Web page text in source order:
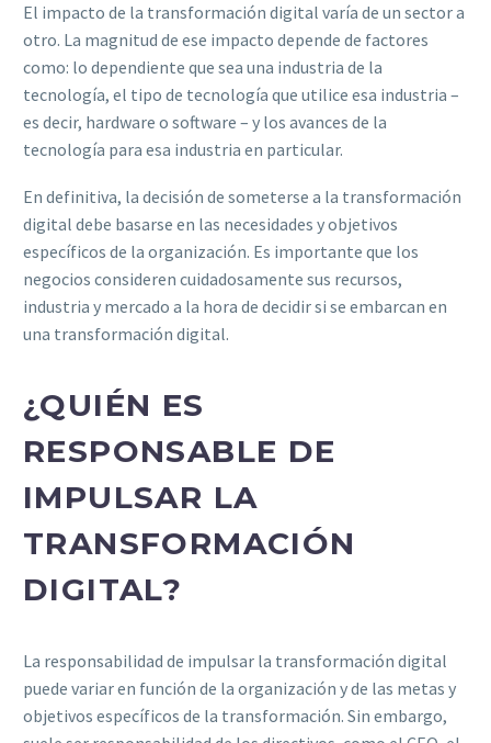
El impacto de la transformación digital varía de un sector a
otro. La magnitud de ese impacto depende de factores
como: lo dependiente que sea una industria de la
tecnología, el tipo de tecnología que utilice esa industria –
es decir, hardware o software – y los avances de la
tecnología para esa industria en particular.
En definitiva, la decisión de someterse a la transformación
digital debe basarse en las necesidades y objetivos
específicos de la organización. Es importante que los
negocios consideren cuidadosamente sus recursos,
industria y mercado a la hora de decidir si se embarcan en
una transformación digital.
¿QUIÉN ES
RESPONSABLE DE
IMPULSAR LA
TRANSFORMACIÓN
DIGITAL?
La responsabilidad de impulsar la transformación digital
puede variar en función de la organización y de las metas y
objetivos específicos de la transformación. Sin embargo,